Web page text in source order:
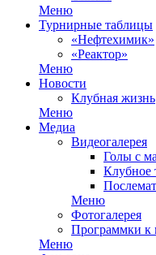
Меню
Турнирные таблицы
«Нефтехимик»
«Реактор»
Меню
Новости
Клубная жизнь
Меню
Медиа
Видеогалерея
Голы с
Клубное
Меню
Фотогалерея
Программки к
Меню